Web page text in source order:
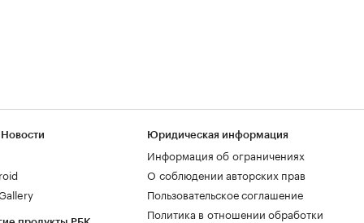
Юридическая информация
Информация об ограничениях
О соблюдении авторских прав
Пользовательское соглашение
Политика в отношении обработки